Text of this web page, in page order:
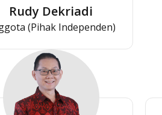
Rudy Dekriadi
(Pihak Independen)